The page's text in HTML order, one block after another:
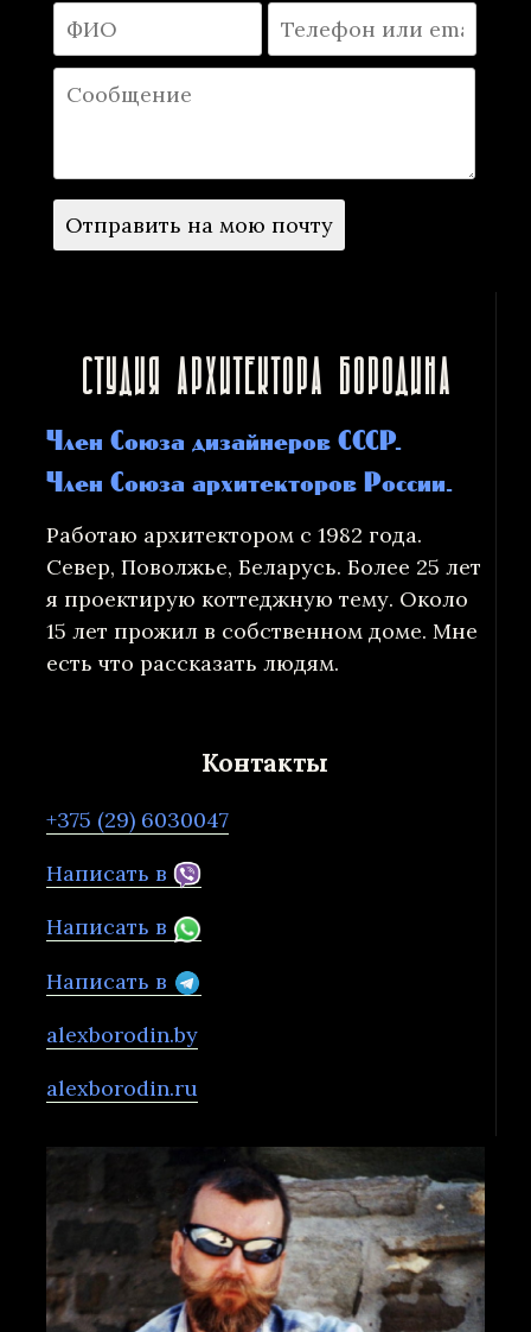
Студия архитектора Бородина
Член Союза дизайнеров СССР.
Член Союза архитекторов России.
Работаю архитектором с 1982 года.
Север, Поволжье, Беларусь. Более 25 лет
я проектирую коттеджную тему. Около
15 лет прожил в собственном доме. Мне
есть что рассказать людям.
Контакты
+375 (29) 6030047
Написать в
Написать в
Написать в
alexborodin.by
alexborodin.ru